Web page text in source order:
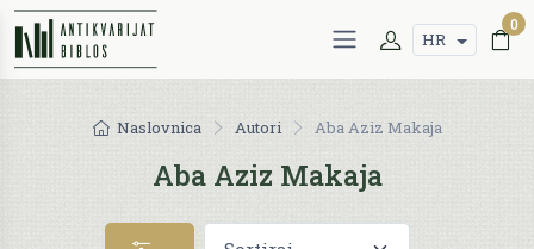
HR
0
Naslovnica Autori Aba Aziz Makaja
Aba Aziz Makaja